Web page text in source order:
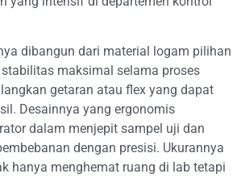
dibangun dari material logam pilihan
maksimal selama proses
getaran atau flex yang dapat
Desainnya yang ergonomis
dalam menjepit sampel uji dan
dengan presisi. Ukurannya
hanya menghemat ruang di lab tetapi